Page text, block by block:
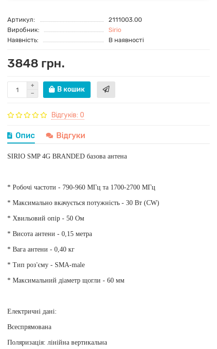
Артикул:
2111003.00
Виробник:
Sirio
Наявність:
В наявності
3848 грн.
В кошик
Відгуків: 0
Опис Відгуки
SIRIO SMP 4G BRANDED базова антена
* Робочі частоти - 790-960 МГц та 1700-2700 МГц
* Максимально вкачується потужність - 30 Вт (CW)
* Хвильовий опір - 50 Ом
* Висота антени - 0,15 метра
* Вага антени - 0,40 кг
* Тип роз'єму - SMA-male
* Максимальний діаметр щогли - 60 мм
Електричні дані:
Всеспрямована
Поляризація: лінійна вертикальна